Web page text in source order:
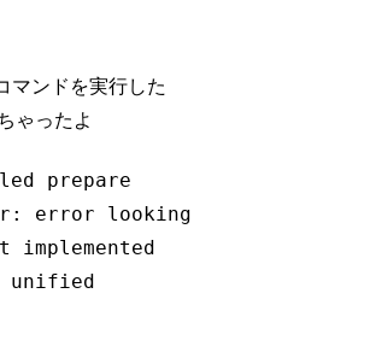
マンドを実行した
ゃったよ
prepare
error looking
implemented
unified